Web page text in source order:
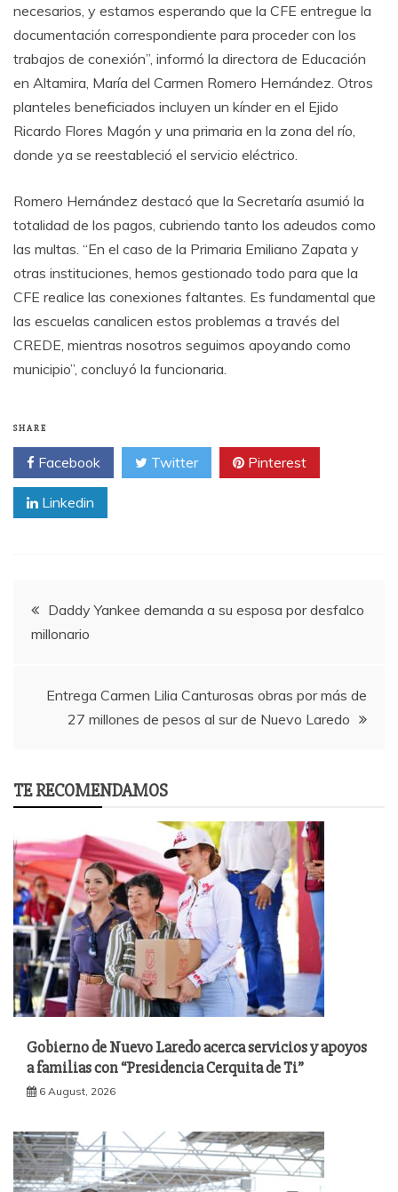
necesarios, y estamos esperando que la CFE entregue la
documentación correspondiente para proceder con los
trabajos de conexión”, informó la directora de Educación
en Altamira, María del Carmen Romero Hernández. Otros
planteles beneficiados incluyen un kínder en el Ejido
Ricardo Flores Magón y una primaria en la zona del río,
donde ya se reestableció el servicio eléctrico.
Romero Hernández destacó que la Secretaría asumió la
totalidad de los pagos, cubriendo tanto los adeudos como
las multas. “En el caso de la Primaria Emiliano Zapata y
otras instituciones, hemos gestionado todo para que la
CFE realice las conexiones faltantes. Es fundamental que
las escuelas canalicen estos problemas a través del
CREDE, mientras nosotros seguimos apoyando como
municipio”, concluyó la funcionaria.
SHARE
Facebook Twitter Pinterest
Linkedin
Post
navigation
Daddy Yankee demanda a su esposa por desfalco
millonario
Entrega Carmen Lilia Canturosas obras por más de
27 millones de pesos al sur de Nuevo Laredo
TE RECOMENDAMOS
Gobierno de Nuevo Laredo acerca servicios y apoyos
a familias con “Presidencia Cerquita de Ti”
6 August, 2026